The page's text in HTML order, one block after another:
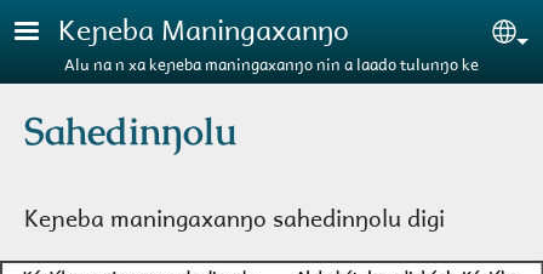
Aller au contenu principal
Keɲeba Maningaxanŋo
Alu na n xa keɲeba maningaxanŋo nin a laado tulunŋo ke
Sahedinŋolu
Keɲeba maningaxanŋo sahedinŋolu digi